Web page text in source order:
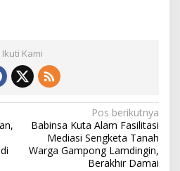
Ikuti Kami
Pos berikutnya
Babinsa Kuta Alam Fasilitasi
Mediasi Sengketa Tanah
Warga Gampong Lamdingin,
Berakhir Damai